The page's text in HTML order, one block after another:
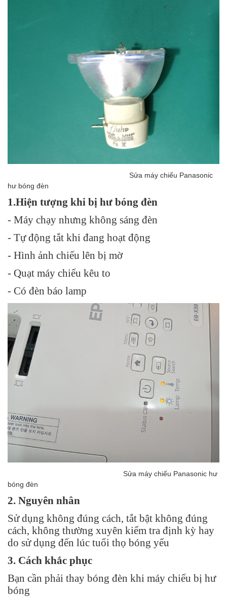
Sửa máy chiếu Panasonic
hư bóng đèn
1.Hiện tượng khi bị hư bóng đèn
- Máy chạy nhưng không sáng đèn
- Tự động tắt khi đang hoạt động
- Hình ảnh chiếu lên bị mờ
- Quạt máy chiếu kêu to
- Có đèn báo lamp
Sửa máy chiếu Panasonic hư
bóng đèn
2. Nguyên nhân
Sử dụng không đúng cách, tắt bật không đúng
cách, không thường xuyên kiểm tra định kỳ hay
do sử dụng đến lúc tuổi thọ bóng yếu
3. Cách khắc phục
Bạn cần phải thay bóng đèn khi máy chiếu bị hư
bóng